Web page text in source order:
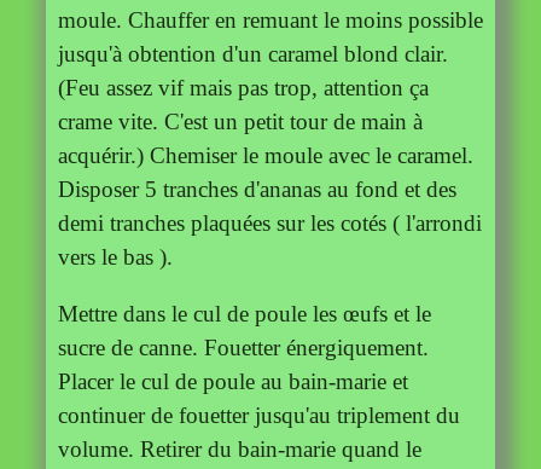
moule. Chauffer en remuant le moins possible
jusqu'à obtention d'un caramel blond clair.
(Feu assez vif mais pas trop, attention ça
crame vite. C'est un petit tour de main à
acquérir.) Chemiser le moule avec le caramel.
Disposer 5 tranches d'ananas au fond et des
demi tranches plaquées sur les cotés ( l'arrondi
vers le bas ).
Mettre dans le cul de poule les œufs et le
sucre de canne. Fouetter énergiquement.
Placer le cul de poule au bain-marie et
continuer de fouetter jusqu'au triplement du
volume. Retirer du bain-marie quand le